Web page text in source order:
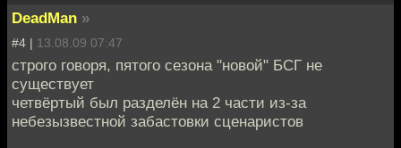
DeadMan »
#4 | 13.08.09 07:47
строго говоря, пятого сезона "новой" БСГ не
существует
четвёртый был разделён на 2 части из-за
небезызвестной забастовки сценаристов